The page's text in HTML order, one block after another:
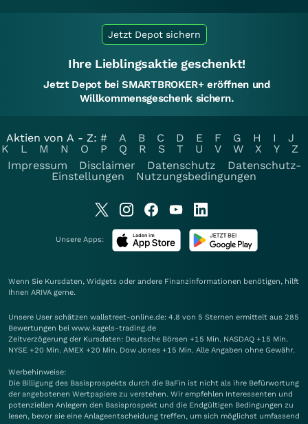
Jetzt Depot sichern
Ihre Lieblingsaktie geschenkt!
Jetzt Depot bei SMARTBROKER+ eröffnen und
Willkommensgeschenk sichern.
Aktien von A - Z: # A B C D E F G H I
J
K
L M N O P Q R S T U V W X Y
Z
Impressum
Disclaimer Datenschutz
Datenschutz-
Einstellungen
Nutzungsbedingungen
Unsere Apps:
Wenn Sie Kursdaten, Widgets oder andere Finanzinformationen benötigen, hilft
Ihnen ARIVA gerne.
Unsere User schätzen wallstreet-online.de: 4.8 von 5 Sternen ermittelt aus 285
Bewertungen bei www.kagels-trading.de
Zeitverzögerung der Kursdaten: Deutsche Börsen +15 Min. NASDAQ +15 Min.
NYSE +20 Min. AMEX +20 Min. Dow Jones +15 Min. Alle Angaben ohne Gewähr.
Werbehinweise:
Die Billigung des Basisprospekts durch die BaFin ist nicht als ihre Befürwortung
der angebotenen Wertpapiere zu verstehen. Wir empfehlen Interessenten und
potenziellen Anlegern den Basisprospekt und die Endgültigen Bedingungen zu
lesen, bevor sie eine Anlageentscheidung treffen, um sich möglichst umfassend